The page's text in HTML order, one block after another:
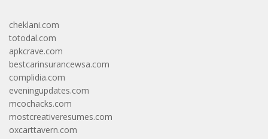
cheklani.com
totodal.com
apkcrave.com
bestcarinsurancewsa.com
complidia.com
eveningupdates.com
mcochacks.com
mostcreativeresumes.com
oxcarttavern.com